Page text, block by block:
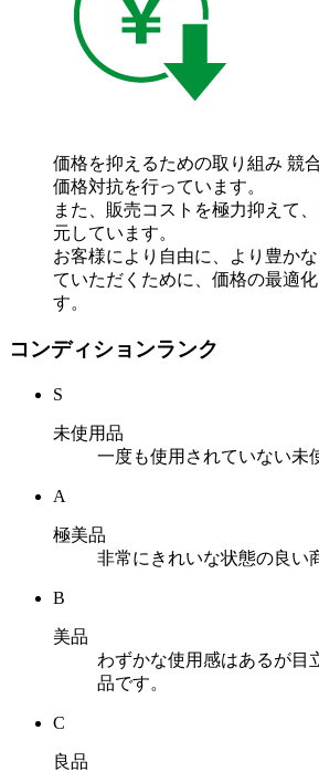
価格を抑えるための取り組み 競
価格対抗を行っています。
また、販売コストを極力抑えて
元しています。
お客様により自由に、より豊か
ていただくために、価格の最適
す。
コンディションランク
S
未使用品
一度も使用されていない未
A
極美品
非常にきれいな状態の良い
B
美品
わずかな使用感はあるが目
品です。
C
良品